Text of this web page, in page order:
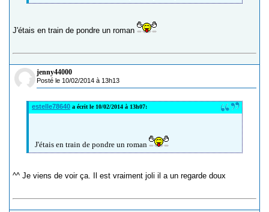
J'étais en train de pondre un roman
jenny44000
Posté le 10/02/2014 à 13h13
estelle78640 a écrit le 10/02/2014 à 13h07:
J'étais en train de pondre un roman
^^ Je viens de voir ça. Il est vraiment joli il a un regarde doux